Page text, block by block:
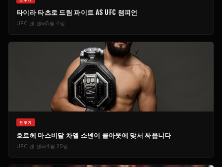
타이라 타츠로 드림 파이트 AS UFC 챔피언
UFC 팬 센터5월 4일
전투기
호르헤 마스비달 차엘 소넨이 콜아웃에 맞서 싸웁니다
UFC 팬 센터4월 25일